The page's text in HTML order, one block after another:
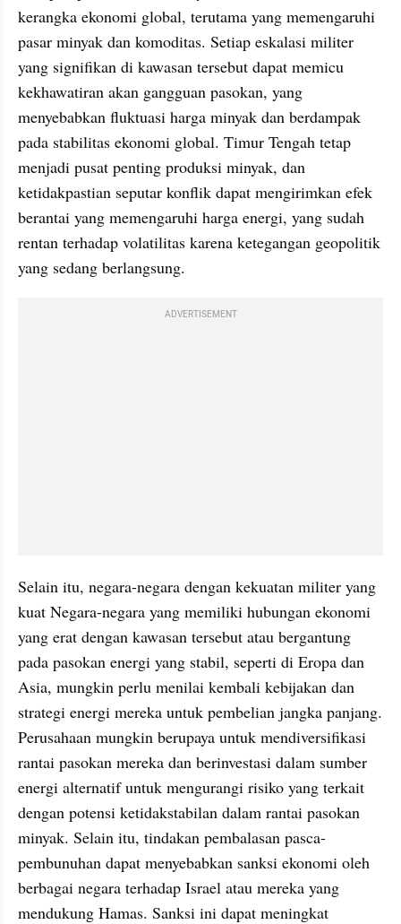
kerangka ekonomi global, terutama yang memengaruhi
pasar minyak dan komoditas. Setiap eskalasi militer
yang signifikan di kawasan tersebut dapat memicu
kekhawatiran akan gangguan pasokan, yang
menyebabkan fluktuasi harga minyak dan berdampak
pada stabilitas ekonomi global. Timur Tengah tetap
menjadi pusat penting produksi minyak, dan
ketidakpastian seputar konflik dapat mengirimkan efek
berantai yang memengaruhi harga energi, yang sudah
rentan terhadap volatilitas karena ketegangan geopolitik
yang sedang berlangsung.
ADVERTISEMENT
Selain itu, negara-negara dengan kekuatan militer yang
kuat Negara-negara yang memiliki hubungan ekonomi
yang erat dengan kawasan tersebut atau bergantung
pada pasokan energi yang stabil, seperti di Eropa dan
Asia, mungkin perlu menilai kembali kebijakan dan
strategi energi mereka untuk pembelian jangka panjang.
Perusahaan mungkin berupaya untuk mendiversifikasi
rantai pasokan mereka dan berinvestasi dalam sumber
energi alternatif untuk mengurangi risiko yang terkait
dengan potensi ketidakstabilan dalam rantai pasokan
minyak. Selain itu, tindakan pembalasan pasca-
pembunuhan dapat menyebabkan sanksi ekonomi oleh
berbagai negara terhadap Israel atau mereka yang
mendukung Hamas. Sanksi ini dapat meningkat